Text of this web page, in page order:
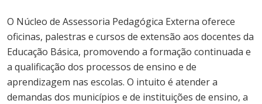
O Núcleo de Assessoria Pedagógica Externa oferece
oficinas, palestras e cursos de extensão aos docentes da
Educação Básica, promovendo a formação continuada e
a qualificação dos processos de ensino e de
aprendizagem nas escolas. O intuito é atender a
demandas dos municípios e de instituições de ensino, a